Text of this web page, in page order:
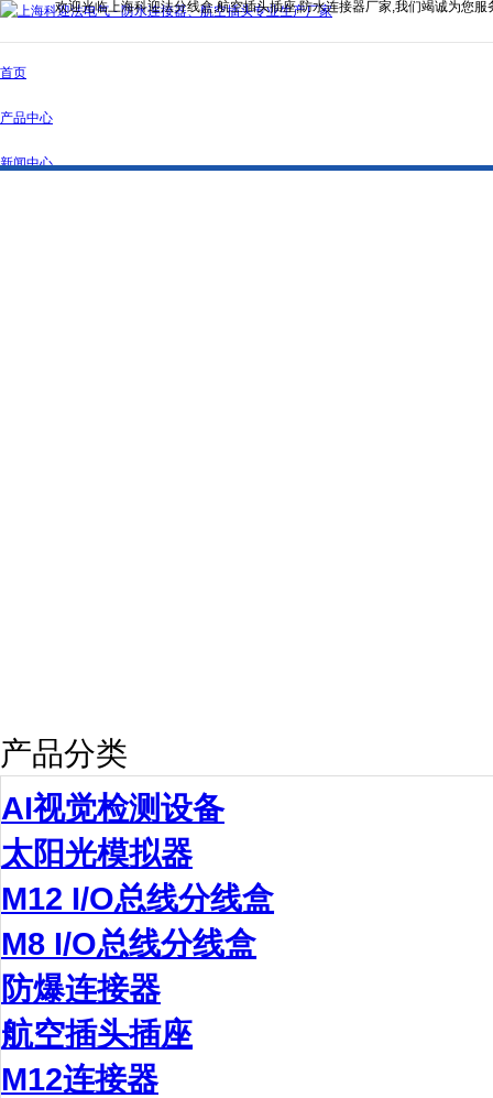
欢迎光临上海科迎法分线盒,航空插头插座,防水连接器厂家,我们竭诚为您服
首页
产品中心
新闻中心
产品分类
AI视觉检测设备
太阳光模拟器
M12 I/O总线分线盒
M8 I/O总线分线盒
防爆连接器
航空插头插座
M12连接器